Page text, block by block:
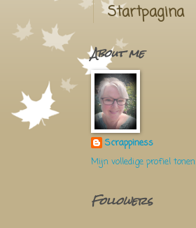
Startpagina
About me
Scrappiness
Mijn volledige profiel tonen
Followers